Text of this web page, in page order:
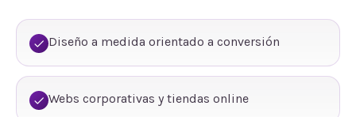
Diseño a medida orientado a conversión
Webs corporativas y tiendas online